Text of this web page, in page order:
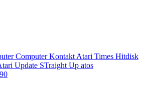
Computer Kontakt Atari Times Hitdisk
Update STraight Up atos